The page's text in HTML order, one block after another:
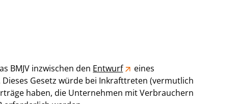
BMJV inzwischen den Entwurf
eines
Gesetz würde bei Inkrafttreten (vermutlich
haben, die Unternehmen mit Verbrauchern